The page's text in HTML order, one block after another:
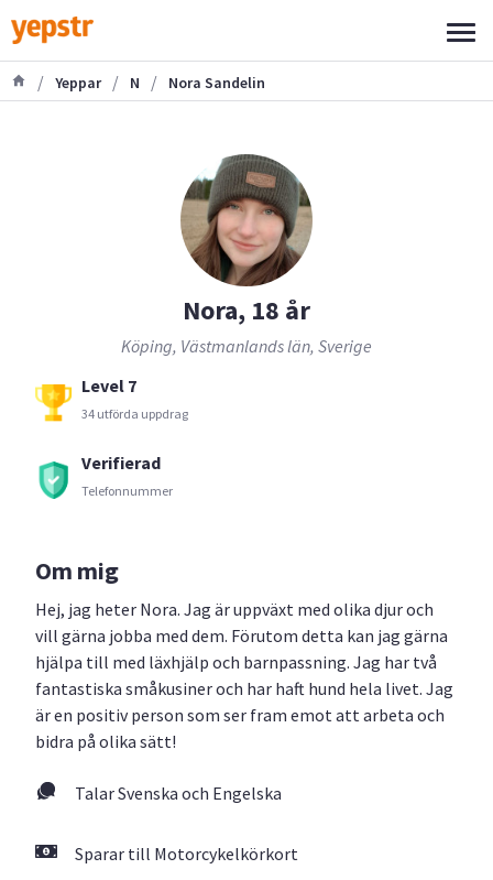
/ Yeppar / N / Nora Sandelin
Nora, 18 år
Köping, Västmanlands län, Sverige
Level 7
34 utförda uppdrag
Verifierad
Telefonnummer
Om mig
Hej, jag heter Nora. Jag är uppväxt med olika djur och
vill gärna jobba med dem. Förutom detta kan jag gärna
hjälpa till med läxhjälp och barnpassning. Jag har två
fantastiska småkusiner och har haft hund hela livet. Jag
är en positiv person som ser fram emot att arbeta och
bidra på olika sätt!
Talar Svenska och Engelska
Sparar till Motorcykelkörkort